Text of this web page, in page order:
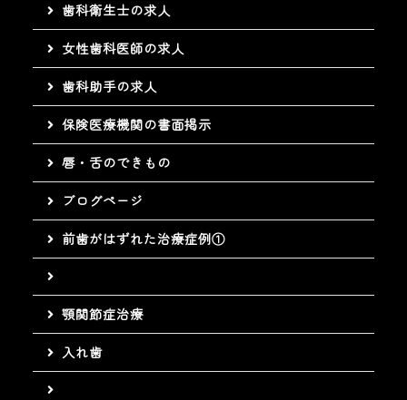
歯科衛生士の求人
女性歯科医師の求人
歯科助手の求人
保険医療機関の書面掲示
唇・舌のできもの
ブログページ
前歯がはずれた治療症例①
顎関節症治療
入れ歯